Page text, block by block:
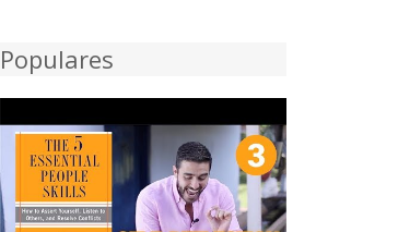
Populares